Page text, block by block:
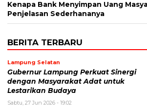
Kenapa Bank Menyimpan Uang
Penjelasan Sederhananya
BERITA TERBARU
Lampung Selatan
Gubernur Lampung Perkuat Sinergi
dengan Masyarakat Adat untuk
Lestarikan Budaya
Sabtu, 27 Jun 2026 - 19:02